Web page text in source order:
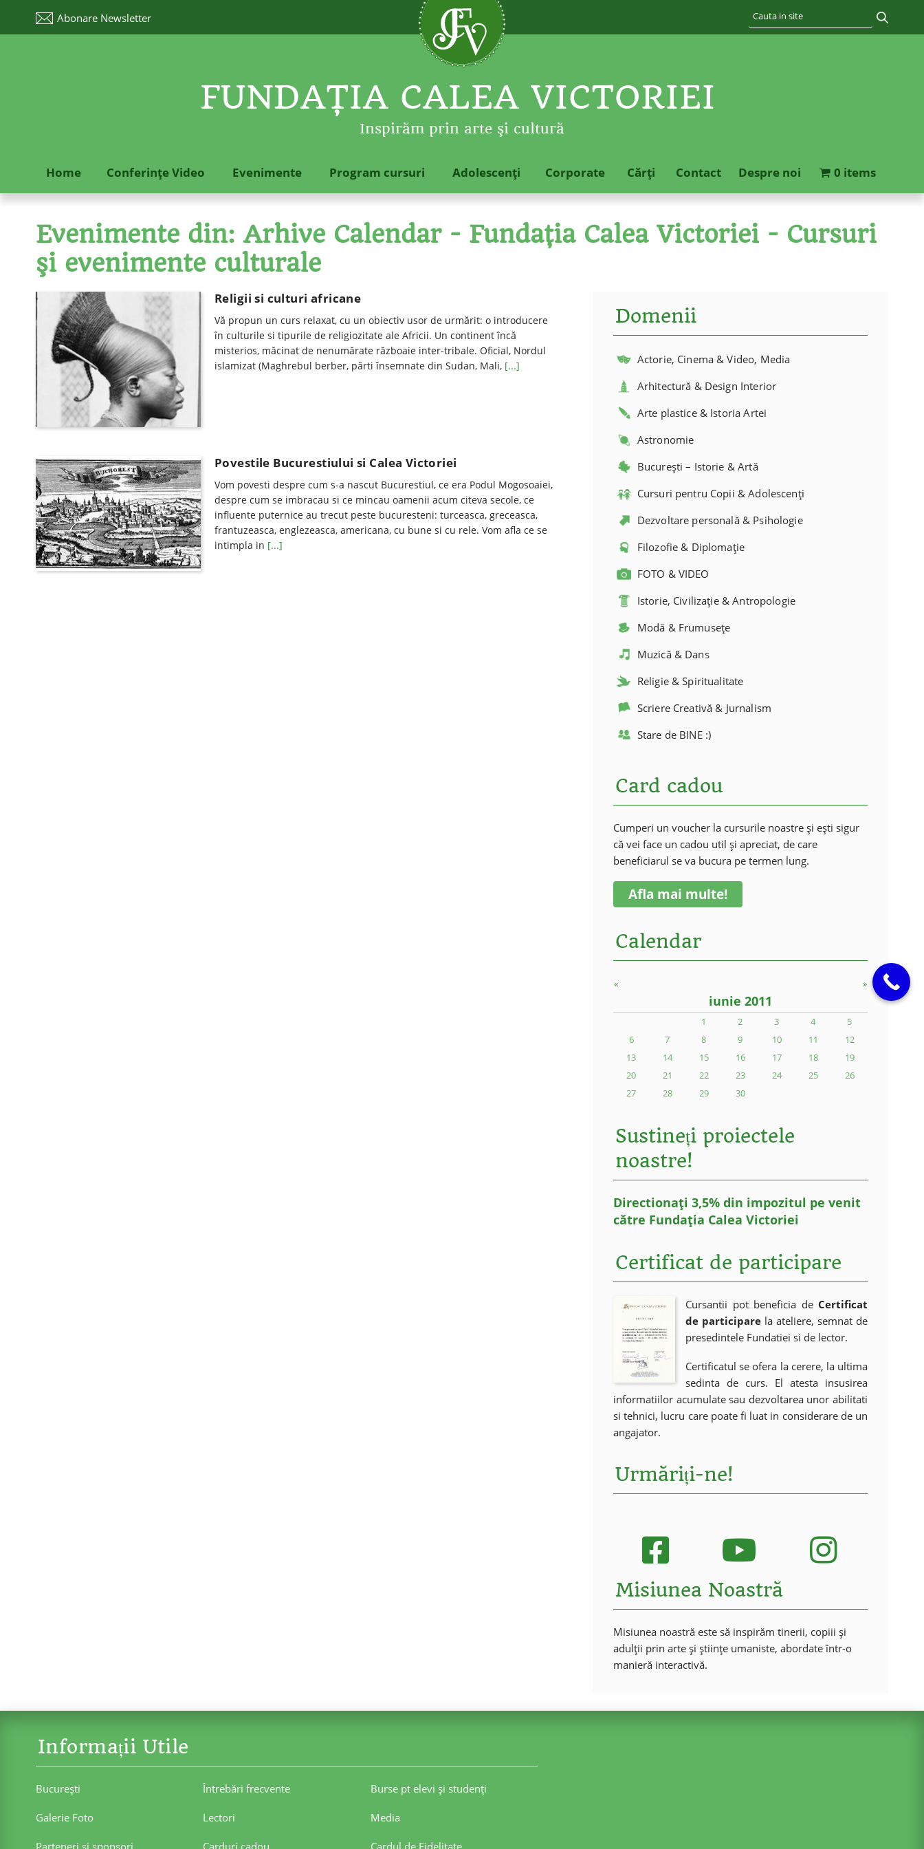
Abonare Newsletter
FUNDAŢIA CALEA VICTORIEI
Inspirăm prin arte şi cultură
Home Conferinţe Video Evenimente Program cursuri Adolescenţi Corporate Cărţi Contact Despre noi 0 items
Evenimente din: Arhive Calendar - Fundaţia Calea Victoriei - Cursuri
şi evenimente culturale
Religii si culturi africane
Vă propun un curs relaxat, cu un obiectiv usor de urmărit: o introducere
în culturile si tipurile de religiozitate ale Africii. Un continent încă
misterios, măcinat de nenumărate războaie inter-tribale. Oficial, Nordul
islamizat (Maghrebul berber, părti însemnate din Sudan, Mali, [...]
Povestile Bucurestiului si Calea Victoriei
Vom povesti despre cum s-a nascut Bucurestiul, ce era Podul Mogosoaiei,
despre cum se imbracau si ce mincau oamenii acum citeva secole, ce
influente puternice au trecut peste bucuresteni: turceasca, greceasca,
frantuzeasca, englezeasca, americana, cu bune si cu rele. Vom afla ce se
intimpla in [...]
Domenii
Actorie, Cinema & Video, Media
Arhitectură & Design Interior
Arte plastice & Istoria Artei
Astronomie
București – Istorie & Artă
Cursuri pentru Copii & Adolescenți
Dezvoltare personală & Psihologie
Filozofie & Diplomație
FOTO & VIDEO
Istorie, Civilizație & Antropologie
Modă & Frumusețe
Muzică & Dans
Religie & Spiritualitate
Scriere Creativă & Jurnalism
Stare de BINE :)
Card cadou
Cumperi un voucher la cursurile noastre și ești sigur
că vei face un cadou util și apreciat, de care
beneficiarul se va bucura pe termen lung.
Afla mai multe!
Calendar
« »
iunie 2011
1 2 3 4
5
6
7 8 9 10 11
12
13
14 15 16 17 18
19
20
21 22 23 24 25
26
27
28 29 30
Sustineți proiectele
noastre!
Directionați 3,5% din impozitul pe venit
către Fundația Calea Victoriei
Certificat de participare
Cursantii pot beneficia de Certificat
de participare la ateliere, semnat de
presedintele Fundatiei si de lector.
Certificatul se ofera la cerere, la ultima
sedinta de curs. El atesta insusirea
informatiilor acumulate sau dezvoltarea unor abilitati
si tehnici, lucru care poate fi luat in considerare de un
angajator.
Urmăriți-ne!
Misiunea Noastră
Misiunea noastră este să inspirăm tinerii, copiii și
adulții prin arte și științe umaniste, abordate într-o
manieră interactivă.
Informații Utile
Bucureşti Întrebări frecvente Burse pt elevi şi studenţi
Galerie Foto Lectori Media
Parteneri şi sponsori Carduri cadou Cardul de Fidelitate